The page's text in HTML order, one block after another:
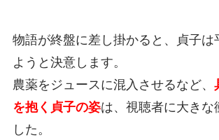
物語が終盤に差し掛かると、貞子は
ようと決意します。
農薬をジュースに混入させるなど、
を抱く貞子の姿は、視聴者に大きな
した。